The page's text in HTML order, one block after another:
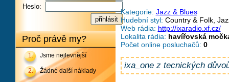
Heslo:
Proč právě my?
1. Jsme nejlevnější
2. Žádné další náklady
Kategorie: Jazz & Blues
Hudební styl: Country & Folk,
Web rádia: http://ixaradio.xf.cz/
Lokalita rádia: havířovská
Počet online posluchačů: 0
ixa_one z tecnických